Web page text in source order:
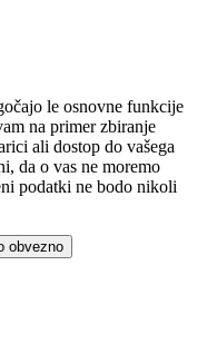
le osnovne funkcije
na primer zbiranje
ali dostop do vašega
da o vas ne moremo
podatki ne bodo nikoli
obvezno